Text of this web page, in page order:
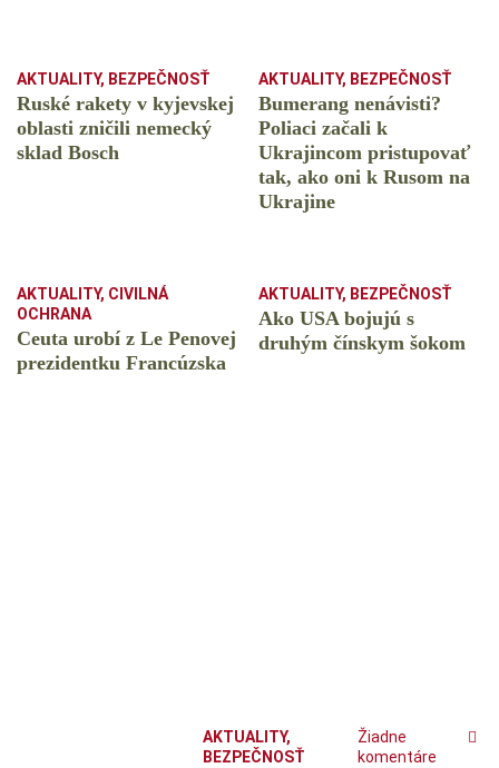
AKTUALITY, BEZPEČNOSŤ
Ruské rakety v kyjevskej
oblasti zničili nemecký
sklad Bosch
AKTUALITY, BEZPEČNOSŤ
Bumerang nenávisti?
Poliaci začali k
Ukrajincom pristupovať
tak, ako oni k Rusom na
Ukrajine
AKTUALITY, CIVILNÁ
OCHRANA
Ceuta urobí z Le Penovej
prezidentku Francúzska
AKTUALITY, BEZPEČNOSŤ
Ako USA bojujú s
druhým čínskym šokom
AKTUALITY,
BEZPEČNOSŤ
Žiadne
komentáre